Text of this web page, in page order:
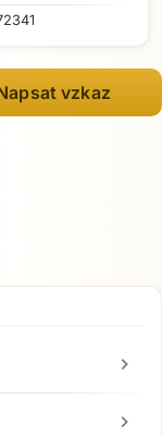
obsah
vzkaz
chevron_right
chevron_right